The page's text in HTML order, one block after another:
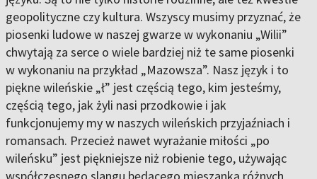
geopolityczne czy kultura. Wszyscy musimy przyznać, że
piosenki ludowe w naszej gwarze w wykonaniu „Wilii”
chwytają za serce o wiele bardziej niż te same piosenki
w wykonaniu na przykład „Mazowsza”. Nasz język i to
piękne wileńskie „ł” jest częścią tego, kim jesteśmy,
częścią tego, jak żyli nasi przodkowie i jak
funkcjonujemy my w naszych wileńskich przyjaźniach i
romansach. Przecież nawet wyrażanie miłości „po
wileńsku” jest piękniejsze niż robienie tego, używając